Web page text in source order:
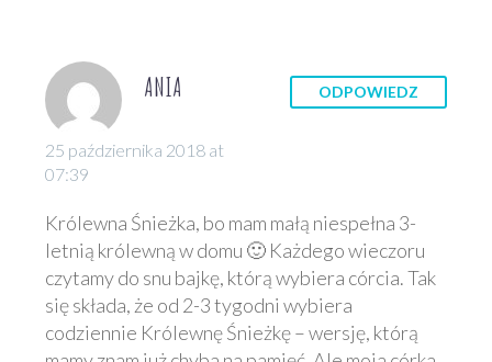
ANIA
25 października 2018 at
07:39
ODPOWIEDZ
Królewna Śnieżka, bo mam małą niespełna 3-
letnią królewną w domu 🙂 Każdego wieczoru
czytamy do snu bajkę, którą wybiera córcia. Tak
się składa, że od 2-3 tygodni wybiera
codziennie Królewnę Śnieżkę – wersję, którą